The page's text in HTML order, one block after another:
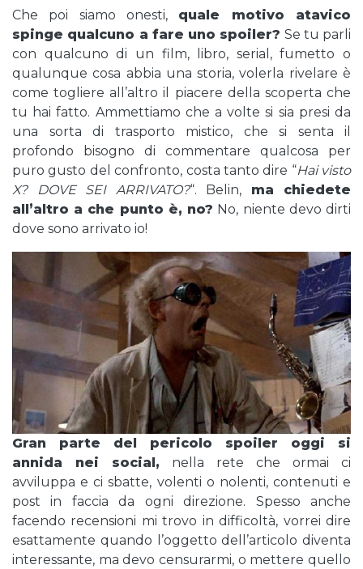
Che poi siamo onesti, quale motivo atavico
spinge qualcuno a fare uno spoiler? Se tu parli
con qualcuno di un film, libro, serial, fumetto o
qualunque cosa abbia una storia, volerla rivelare è
come togliere all’altro il piacere della scoperta che
tu hai fatto. Ammettiamo che a volte si sia presi da
una sorta di trasporto mistico, che si senta il
profondo bisogno di commentare qualcosa per
puro gusto del confronto, costa tanto dire “Hai visto
X? DOVE SEI ARRIVATO?“. Belin, ma chiedete
all’altro a che punto è, no? No, niente devo dirti
dove sono arrivato io!
Gran parte del pericolo spoiler oggi si
annida nei social, nella rete che ormai ci
avviluppa e ci sbatte, volenti o nolenti, contenuti e
post in faccia da ogni direzione. Spesso anche
facendo recensioni mi trovo in difficoltà, vorrei dire
esattamente quando l’oggetto dell’articolo diventa
interessante, ma devo censurarmi, o mettere quello